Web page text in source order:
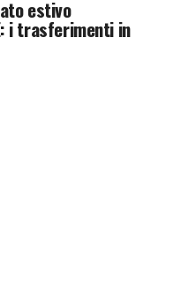
estivo
i trasferimenti in